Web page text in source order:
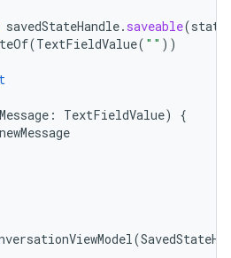
savedStateHandle. saveable(
(TextFieldValue( "" ))
: TextFieldValue)
{
newMessage
(